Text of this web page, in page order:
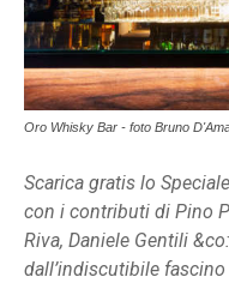
Oro Whisky Bar - foto Bruno
Scarica gratis lo
con i contributi di Pino
Riva, Daniele Gentili
dall’indiscutibile